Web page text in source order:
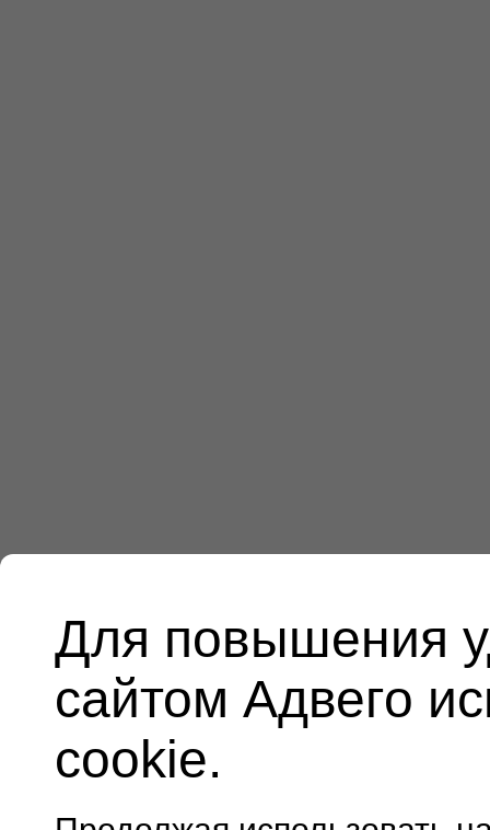
Для повышения
сайтом Адвего
cookie.